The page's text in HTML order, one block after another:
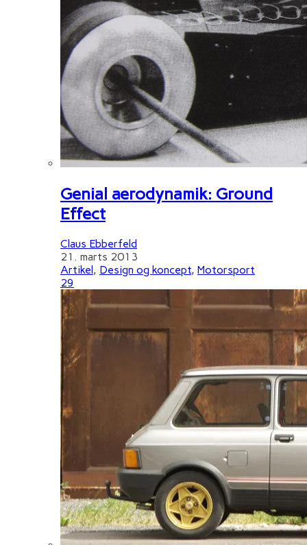
Genial aerodynamik: Ground
Effect
Claus Ebberfeld
21. marts 2013
Artikel, Design og koncept, Motorsport
29